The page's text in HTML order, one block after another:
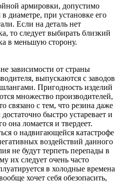
армировки, допустимо
диаметре, при установке его
Если на деталь нет
то следует выбирать близкий
в меньшую сторону.
зависимости от страны
выпускаются с заводов
Пригодность изделий
множество производителей,
связано с тем, что резина даже
быстро устаревает и
она ломается и твердеет.
о надвигающейся катастрофе
воздействий данного
не будут терпеть перепады в
их следует очень часто
в холодные времена
хочет себя обезопасить,